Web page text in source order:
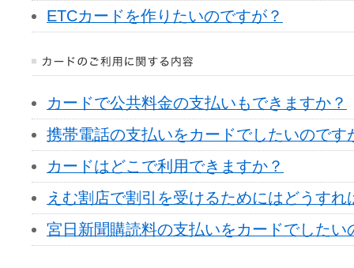
ETCカードを作りたいのですが？
カードで公共料金の支払いもできますか？
携帯電話の支払いをカードでしたいのです
カードはどこで利用できますか？
えむ割店で割引を受けるためにはどうすれ
宮日新聞購読料の支払いをカードでしたい